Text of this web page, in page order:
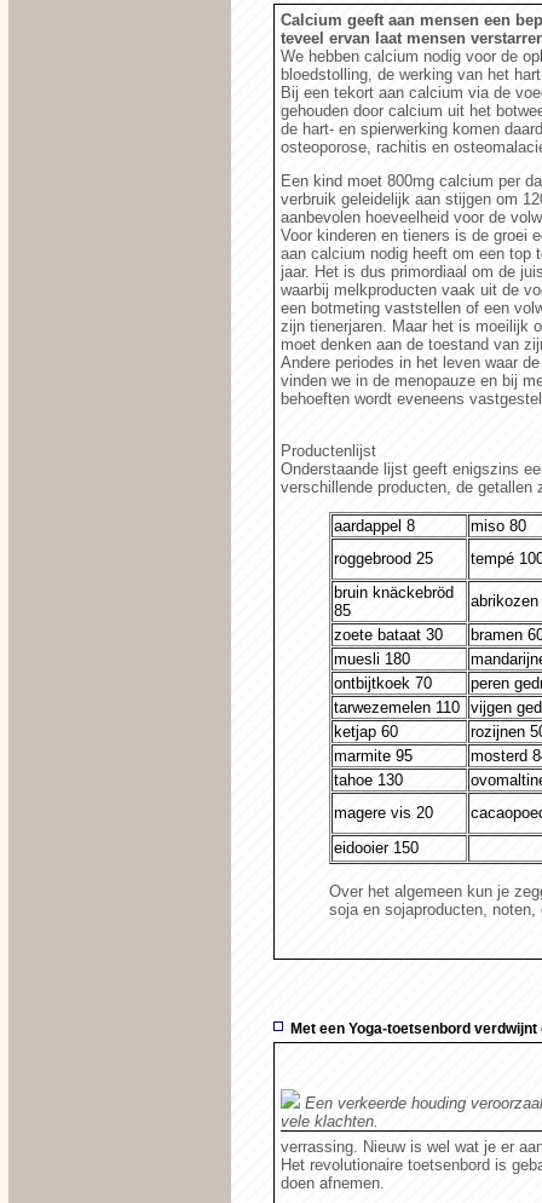
Calcium geeft aan mensen een
teveel ervan laat mensen
We hebben calcium nodig voor de
bloedstolling, de werking van het
Bij een tekort aan calcium via de
gehouden door calcium uit het
de hart- en spierwerking komen
osteoporose, rachitis en
Een kind moet 800mg calcium per
verbruik geleidelijk aan stijgen om
aanbevolen hoeveelheid voor de
Voor kinderen en tieners is de groei
aan calcium nodig heeft om een top
jaar. Het is dus primordiaal om de
waarbij melkproducten vaak uit de
een botmeting vaststellen of een
zijn tienerjaren. Maar het is moeilijk
moet denken aan de toestand van
Andere periodes in het leven waar
vinden we in de menopauze en bij
behoeften wordt eveneens
Productenlijst
Onderstaande lijst geeft enigszins
verschillende producten, de getallen
aardappel 8
miso 80
roggebrood 25
tempé
bruin knäckebröd
85
abrikozen
zoete bataat 30
bramen
muesli 180
ontbijtkoek 70
peren
tarwezemelen 110 vijgen
ketjap 60
rozijnen
marmite 95
mosterd
tahoe 130
magere vis 20
eidooier 150
Over het algemeen kun je
soja en sojaproducten,
Met een Yoga-toetsenbord verdwijnt
Een verkeerde houding
vele klachten.
verrassing. Nieuw is wel wat je er
Het revolutionaire toetsenbord is
doen afnemen.